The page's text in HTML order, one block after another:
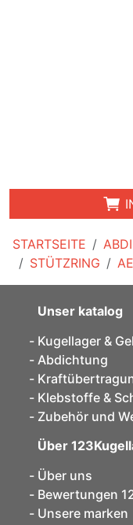
STARTSEITE
STÜTZRING
Unser katalog
Kugellager &
Abdichtung
Klebstoffe &
Zubehör und
Über
Über uns
Bewertungen
Unsere marken